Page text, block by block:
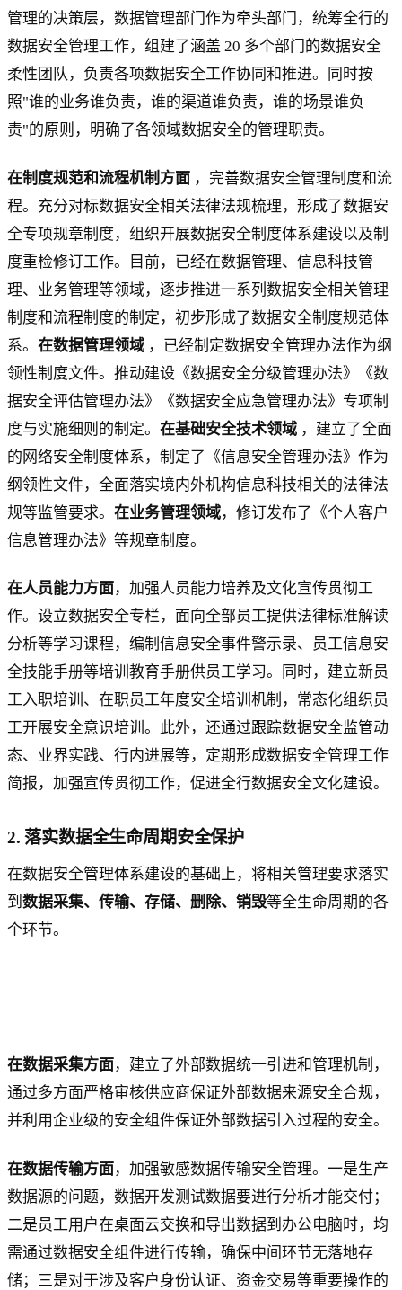
管理的决策层，数据管理部门作为牵头部门，统筹全行的
数据安全管理工作，组建了涵盖 20 多个部门的数据安全
柔性团队，负责各项数据安全工作协同和推进。同时按
照"谁的业务谁负责，谁的渠道谁负责，谁的场景谁负
责"的原则，明确了各领域数据安全的管理职责。
在制度规范和流程机制方面 ，完善数据安全管理制度和流
程。充分对标数据安全相关法律法规梳理，形成了数据安
全专项规章制度，组织开展数据安全制度体系建设以及制
度重检修订工作。目前，已经在数据管理、信息科技管
理、业务管理等领域，逐步推进一系列数据安全相关管理
制度和流程制度的制定，初步形成了数据安全制度规范体
系。 在数据管理领域 ，已经制定数据安全管理办法作为纲
领性制度文件。推动建设《数据安全分级管理办法》《数
据安全评估管理办法》《数据安全应急管理办法》专项制
度与实施细则的制定。 在基础安全技术领域 ，建立了全面
的网络安全制度体系，制定了《信息安全管理办法》作为
纲领性文件，全面落实境内外机构信息科技相关的法律法
规等监管要求。 在业务管理领域，修订发布了《个人客户
信息管理办法》等规章制度。
在人员能力方面 ，加强人员能力培养及文化宣传贯彻工
作。设立数据安全专栏，面向全部员工提供法律标准解读
分析等学习课程，编制信息安全事件警示录、员工信息安
全技能手册等培训教育手册供员工学习。同时，建立新员
工入职培训、在职员工年度安全培训机制，常态化组织员
工开展安全意识培训。此外，还通过跟踪数据安全监管动
态、业界实践、行内进展等，定期形成数据安全管理工作
简报，加强宣传贯彻工作，促进全行数据安全文化建设。
2. 落实数据全生命周期安全保护
在数据安全管理体系建设的基础上，将相关管理要求落实
到 数据采集、传输、存储、删除、销毁等全生命周期的各
个环节。
在数据采集方面 ，建立了外部数据统一引进和管理机制，
通过多方面严格审核供应商保证外部数据来源安全合规，
并利用企业级的安全组件保证外部数据引入过程的安全。
在数据传输方面 ，加强敏感数据传输安全管理。一是生产
数据源的问题，数据开发测试数据要进行分析才能交付；
二是员工用户在桌面云交换和导出数据到办公电脑时，均
需通过数据安全组件进行传输，确保中间环节无落地存
储；三是对于涉及客户身份认证、资金交易等重要操作的